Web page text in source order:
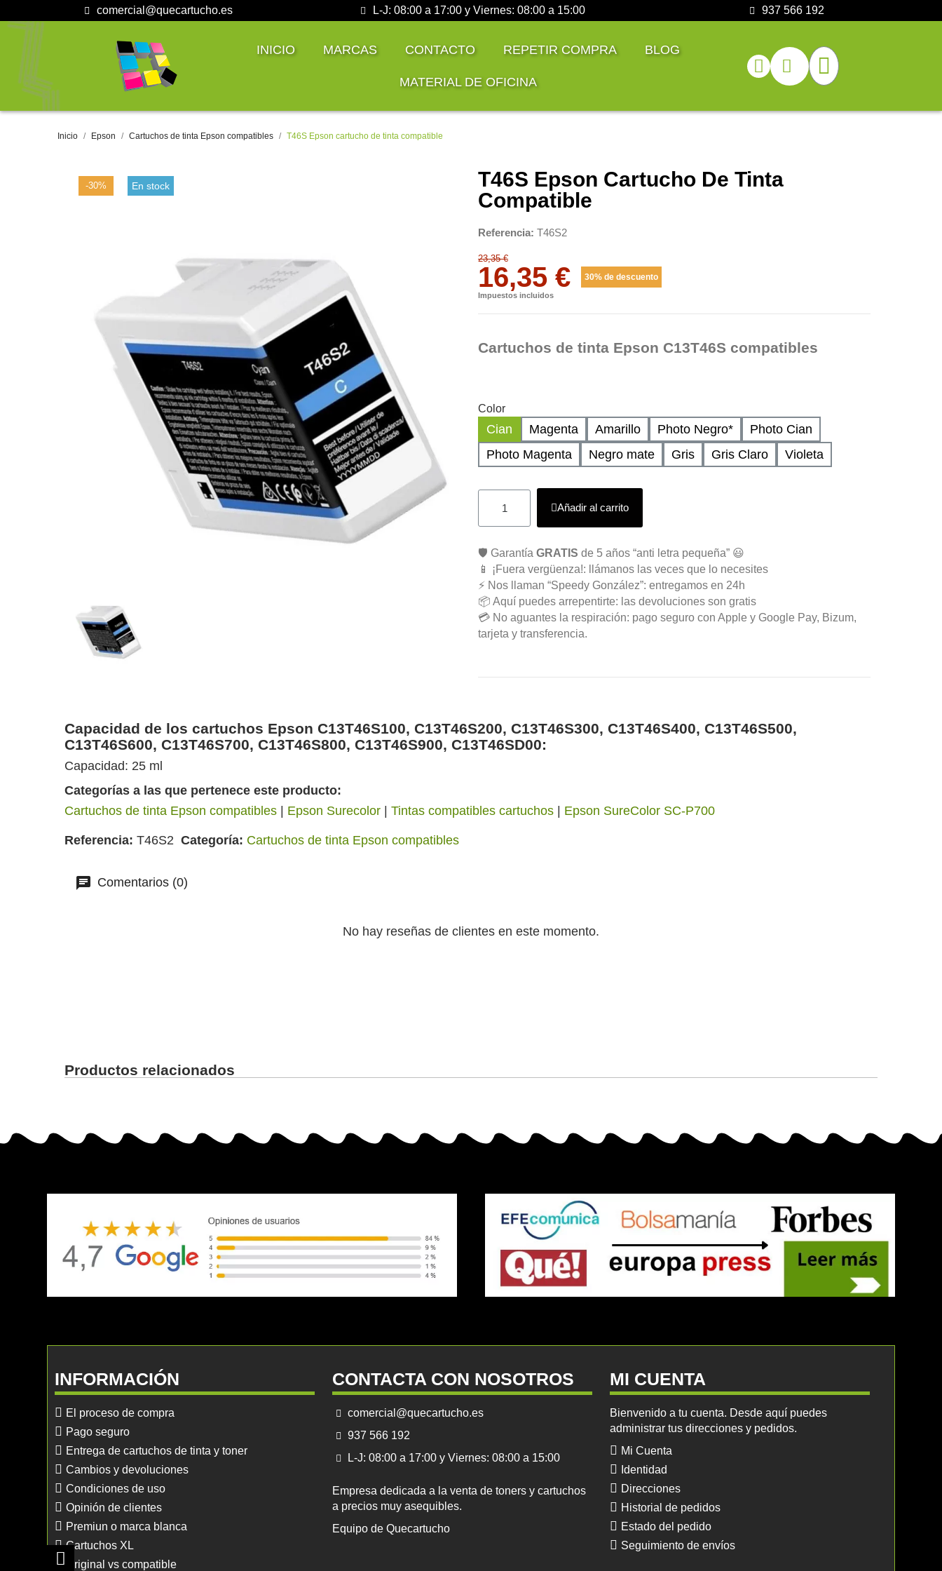
comercial@quecartucho.es L-J: 08:00 a 17:00 y Viernes: 08:00 a 15:00 937 566 192
INICIO MARCAS CONTACTO REPETIR COMPRA BLOG
MATERIAL DE OFICINA
Inicio Epson Cartuchos de tinta Epson compatibles T46S Epson cartucho de tinta compatible
-30% En stock
T46S Epson Cartucho De Tinta
Compatible
Referencia T46S2
23,35 €
16,35 € 30% de descuento
Impuestos incluidos
Cartuchos de tinta Epson C13T46S compatibles
Color
Cian Magenta Amarillo Photo Negro*
Photo Cian
Photo Magenta
Negro mate Gris Gris Claro Violeta
Añadir al carrito
🛡️ Garantía GRATIS de 5 años “anti letra pequeña” 😃
📱 ¡Fuera vergüenza!: llámanos las veces que lo necesites
⚡ Nos llaman “Speedy González”: entregamos en 24h
📦 Aquí puedes arrepentirte: las devoluciones son gratis
💳 No aguantes la respiración: pago seguro con Apple y Google Pay, Bizum,
tarjeta y transferencia.
Capacidad de los cartuchos Epson C13T46S100, C13T46S200, C13T46S300, C13T46S400, C13T46S500,
C13T46S600, C13T46S700, C13T46S800, C13T46S900, C13T46SD00:
Capacidad: 25 ml
Categorías a las que pertenece este producto:
Cartuchos de tinta Epson compatibles
Epson Surecolor Tintas compatibles cartuchos Epson SureColor SC-P700
Referencia T46S2 Categoría Cartuchos de tinta Epson compatibles
Comentarios (0)
No hay reseñas de clientes en este momento.
Productos relacionados
INFORMACIÓN
El proceso de compra
Pago seguro
Entrega de cartuchos de tinta y toner
Cambios y devoluciones
Condiciones de uso
Opinión de clientes
Premiun o marca blanca
Cartuchos XL
Original vs compatible
CONTACTA CON NOSOTROS
comercial@quecartucho.es
937 566 192
L-J: 08:00 a 17:00 y Viernes: 08:00 a 15:00
Empresa dedicada a la venta de toners y cartuchos
a precios muy asequibles.
Equipo de Quecartucho
MI CUENTA
Bienvenido a tu cuenta. Desde aquí puedes
administrar tus direcciones y pedidos.
Mi Cuenta
Identidad
Direcciones
Historial de pedidos
Estado del pedido
Seguimiento de envíos